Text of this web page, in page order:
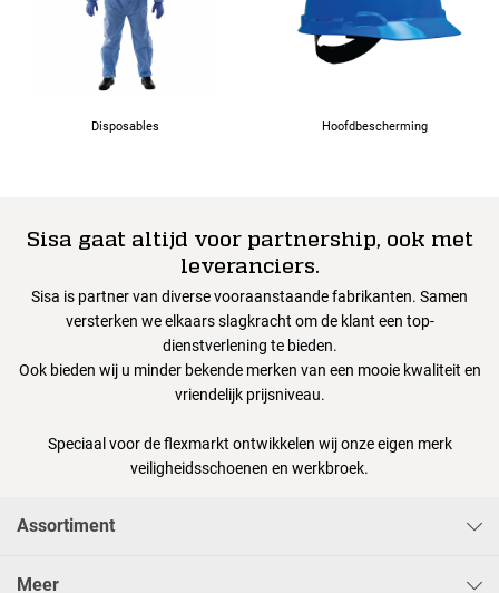
Disposables Hoofdbescherming
Sisa gaat altijd voor partnership, ook met
leveranciers.
Sisa is partner van diverse vooraanstaande fabrikanten. Samen
versterken we elkaars slagkracht om de klant een top-
dienstverlening te bieden.
Ook bieden wij u minder bekende merken van een mooie kwaliteit en
vriendelijk prijsniveau.
Speciaal voor de flexmarkt ontwikkelen wij onze eigen merk
veiligheidsschoenen en werkbroek.
Assortiment
Meer